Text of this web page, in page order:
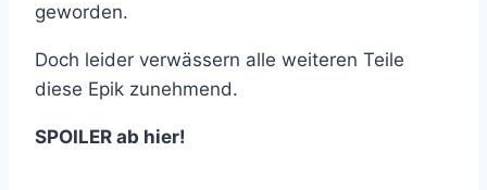
geworden.
Doch leider verwässern alle weiteren Teile
diese Epik zunehmend.
SPOILER ab hier!